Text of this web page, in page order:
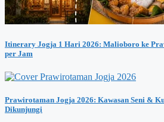
Itinerary Jogja 1 Hari 2026: Malioboro ke
per Jam
Prawirotaman Jogja 2026: Kawasan Seni &
Dikunjungi